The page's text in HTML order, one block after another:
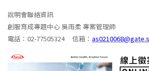
說明會聯絡資訊
創服育成專題中心 吳雨柔 專案管理師
電話：02-77505324 信箱：